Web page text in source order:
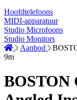
Hoofdtelefoons
MIDI-apparatuur
Studio Microfoons
Studio Monitors
Aanbod
9m
BOSTON